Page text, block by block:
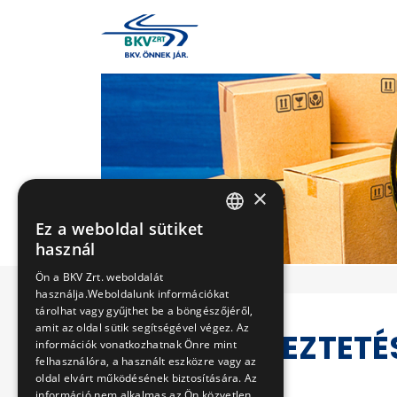
×
Ez a weboldal sütiket
használ
Ön a BKV Zrt. weboldalát
használja.Weboldalunk információkat
tárolhat vagy gyűjthet be a böngészőjéről,
amit az oldal sütik segítségével végez. Az
információk vonatkozhatnak Önre mint
felhasználóra, a használt eszközre vagy az
oldal elvárt működésének biztosítására. Az